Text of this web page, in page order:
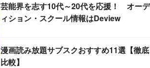
芸能界を志す10代～20代を応援！ オーデ
ィション・スクール情報はDeview
漫画読み放題サブスクおすすめ11選【徹底
比較】